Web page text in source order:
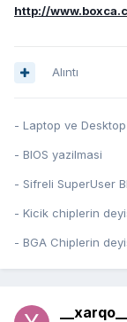
http://
Alıntı
- Laptop ve
- BIOS yazilmasi
- Sifreli SuperUser
- Kicik chiplerin
- BGA Chiplerin
__xarqo__